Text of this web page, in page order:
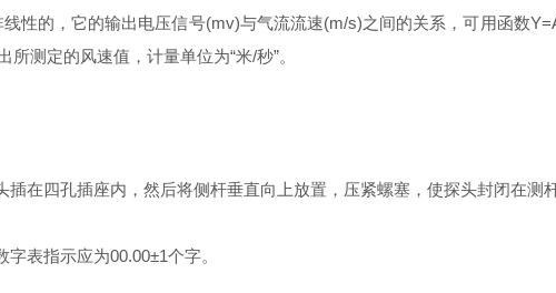
性的，它的输出电压信号(mv)与气流流速(m/s)之间的关系，可用函数
测定的风速值，计量单位为“米/秒”。
四孔插座内，然后将侧杆垂直向上放置，压紧螺塞，使探头封闭在测杆
表指示应为00.00±1个字。